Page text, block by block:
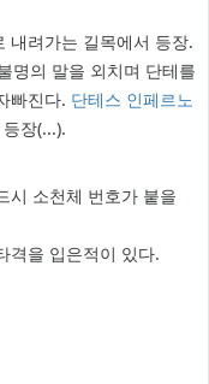
내려가는 길목에서 등장.
명의 말을 외치며 단테를
빠진다. 단테스 인페르노
장(...).
시 소천체 번호가 붙을
격을 입은적이 있다.